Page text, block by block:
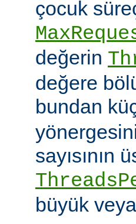
çocuk
değerin
değere
bundan
sayısının
büyük